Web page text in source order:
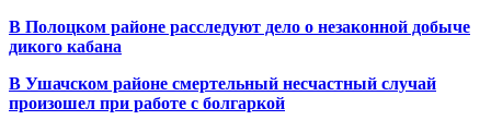
В Полоцком районе расследуют дело о незаконной добыче
дикого кабана
В Ушачском районе смертельный несчастный случай
произошел при работе с болгаркой